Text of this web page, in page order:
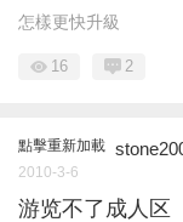
怎樣更快升級
16 2
點擊重新加載
2010-3-6
游览不了成人区